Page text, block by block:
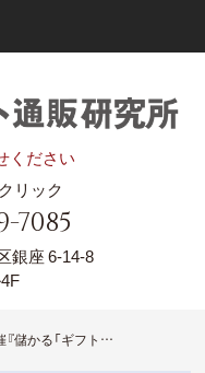
ください
リック
7085
銀座 6-14-8
【第23回】オンライン開催『儲かる「ギフト化」で事業を飛躍させる方法』 ５大戦略セミナー